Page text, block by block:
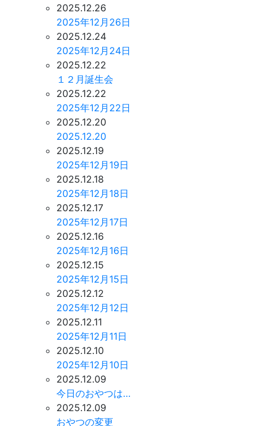
2025.12.26
2025年12月26日
2025.12.24
2025年12月24日
2025.12.22
１２月誕生会
2025.12.22
2025年12月22日
2025.12.20
2025.12.20
2025.12.19
2025年12月19日
2025.12.18
2025年12月18日
2025.12.17
2025年12月17日
2025.12.16
2025年12月16日
2025.12.15
2025年12月15日
2025.12.12
2025年12月12日
2025.12.11
2025年12月11日
2025.12.10
2025年12月10日
2025.12.09
今日のおやつは…
2025.12.09
おやつの変更